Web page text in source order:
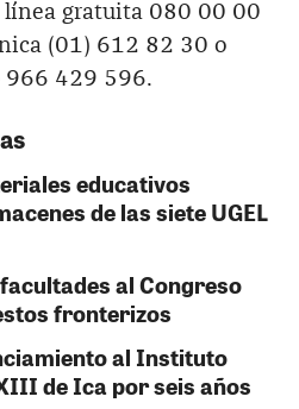
línea gratuita 080 00 00
(01) 612 82 30 o
966 429 596.
educativos
de las siete UGEL
al Congreso
fronterizos
al Instituto
de Ica por seis años